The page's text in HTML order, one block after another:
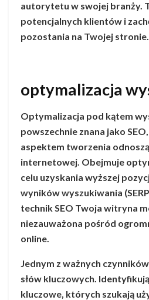
autorytetu w swojej branży.
potencjalnych klientów i
pozostania na Twojej stronie.
optymalizacja
Optymalizacja pod kątem
powszechnie znana jako
aspektem tworzenia
internetowej. Obejmuje
celu uzyskania wyższej
wyników wyszukiwania
technik SEO Twoja witryna
niezauważona pośród
online.
Jednym z ważnych
słów kluczowych.
kluczowe, których szukają